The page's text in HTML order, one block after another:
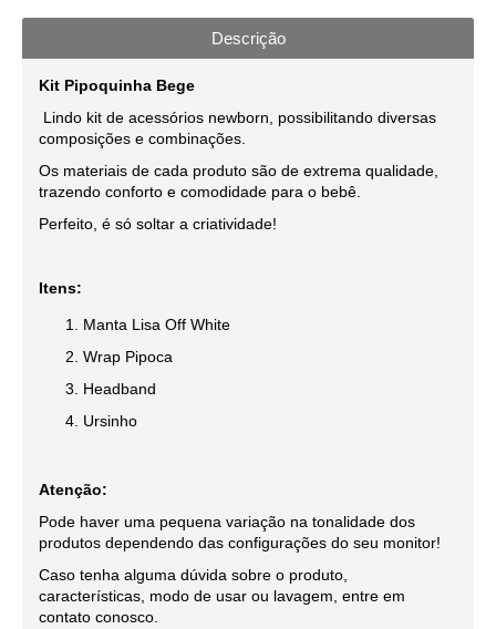
Descrição
Kit Pipoquinha Bege
Lindo kit de acessórios newborn, possibilitando diversas
composições e combinações.
Os materiais de cada produto são de extrema qualidade,
trazendo conforto e comodidade para o bebê.
Perfeito, é só soltar a criatividade!
Itens:
Manta Lisa Off White
Wrap Pipoca
Headband
Ursinho
Atenção:
Pode haver uma pequena variação na tonalidade dos
produtos dependendo das configurações do seu monitor!
Caso tenha alguma dúvida sobre o produto,
características, modo de usar ou lavagem, entre em
contato conosco.